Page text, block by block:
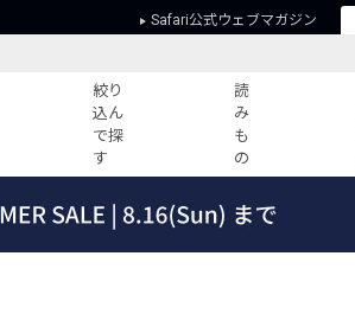
Safari公式ウェブマガジン
絞り
込ん
で探
す
読
み
も
の